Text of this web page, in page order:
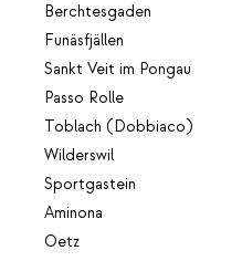
Berchtesgaden
Funäsfjällen
Sankt Veit im Pongau
Passo Rolle
Toblach (Dobbiaco)
Wilderswil
Sportgastein
Aminona
Oetz